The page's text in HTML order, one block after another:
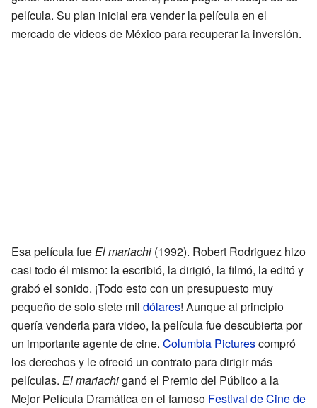
película. Su plan inicial era vender la película en el
mercado de videos de México para recuperar la inversión.
Esa película fueEl mariachi (1992). Robert Rodriguez hizo
casi todo él mismo: la escribió, la dirigió, la filmó, la editó y
grabó el sonido. ¡Todo esto con un presupuesto muy
pequeño de solo siete mil dólares! Aunque al principio
quería venderla para video, la película fue descubierta por
un importante agente de cine. Columbia Picturescompró
los derechos y le ofreció un contrato para dirigir más
películas. El mariachiganó el Premio del Público a la
Mejor Película Dramática en el famoso Festival de Cine de